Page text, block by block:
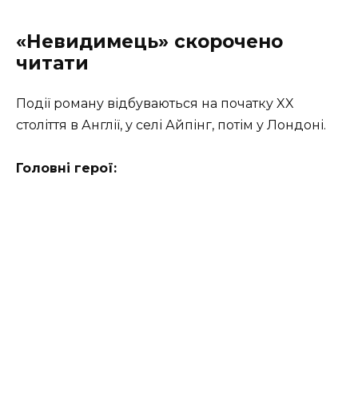
«Невидимець» скорочено
читати
Події роману відбуваються на початку XX
століття в Англії, у селі Айпінг, потім у Лондоні.
Головні герої: